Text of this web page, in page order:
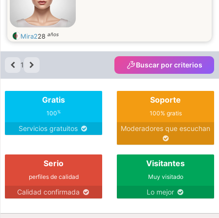
Mira228 años
1 Buscar por criterios
Gratis
100%
Servicios gratuitos
Soporte
100% gratis
Moderadores que escuchan
Serio
perfiles de calidad
Calidad confirmada
Visitantes
Muy visitado
Lo mejor